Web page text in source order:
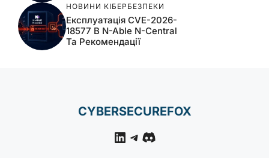
НОВИНИ КІБЕРБЕЗПЕКИ
Експлуатація CVE-2026-
18577 В N-Able N-Central
Та Рекомендації
CYBERSECUREFOX
LinkedIn
Telegram
Discord